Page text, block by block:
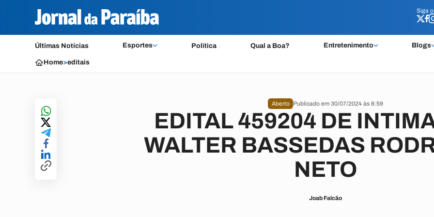
Siga o
Últimas Notícias Esportes Política Qual a Boa? Entretenimento Blogs
Siga o
Home>editais
Aberto Publicado em 30/07/2024 às 8:59
EDITAL 459204 DE
WALTER BASSEDAS
NETO
Joab Falcão